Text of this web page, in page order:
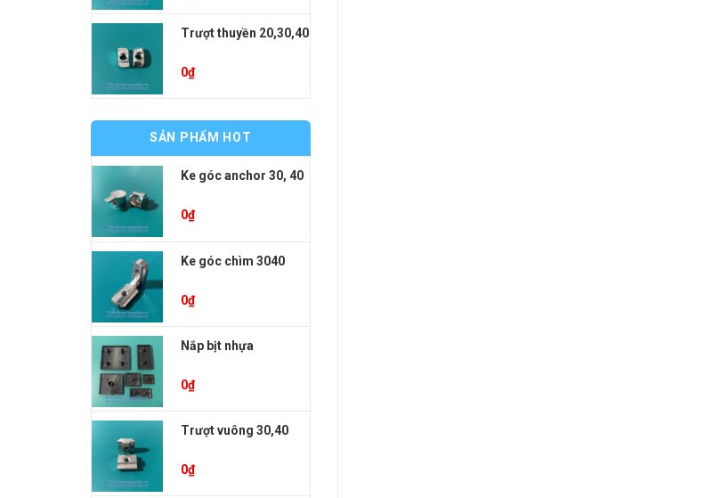
Trượt thuyền 20,30,40
0₫
SẢN PHẨM HOT
Ke góc anchor 30, 40
0₫
Ke góc chìm 3040
0₫
Nắp bịt nhựa
0₫
Trượt vuông 30,40
0₫